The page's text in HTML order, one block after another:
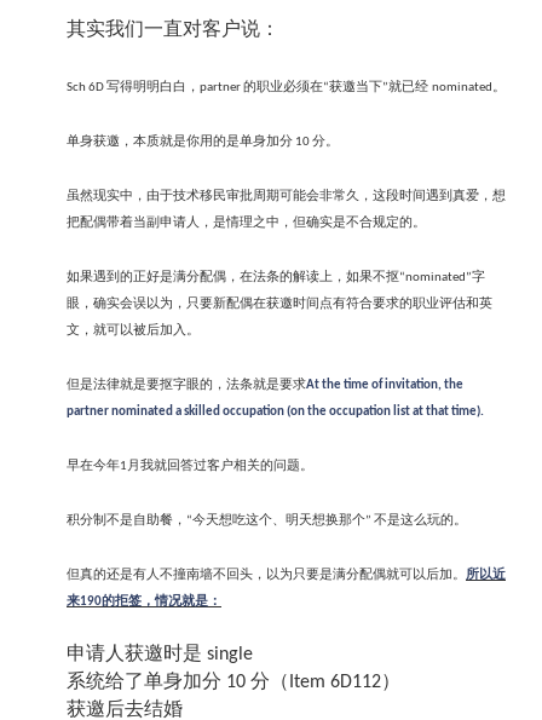
其实我们一直对客户说：
Sch 6D写得明明白白， partner的职业必须在“获邀当下”就已经 nominated
单身获邀，本质就是你用的是单身加分 10分。
虽然现实中，由于技术移民审批周期可能会非常久，这段时间遇到真爱，想
把配偶带着当副申请人，是情理之中，但确实是不合规定的。
如果遇到的正好是满分配偶，在法条的解读上，如果不抠“nominated”字
眼，确实会误以为，只要新配偶在获邀时间点有符合要求的职业评估和英
文，就可以被后加入。
但是法律就是要抠字眼的，法条就是要求At the time of invitation, the
partner nominated a skilled occupation (on the occupation list at that time).
早在今年1 月我就回答过客户相关的问题。
积分制不是自助餐， “今天想吃这个、明天想换那个” 不是这么玩的。
但真的还是有人不撞南墙不回头，以为只要是满分配偶就可以后加。 所以近
来190的拒签，情况就是：
申请人获邀时是 single
系统给了单身加分 10 分（ Item 6D112）
获邀后去结婚